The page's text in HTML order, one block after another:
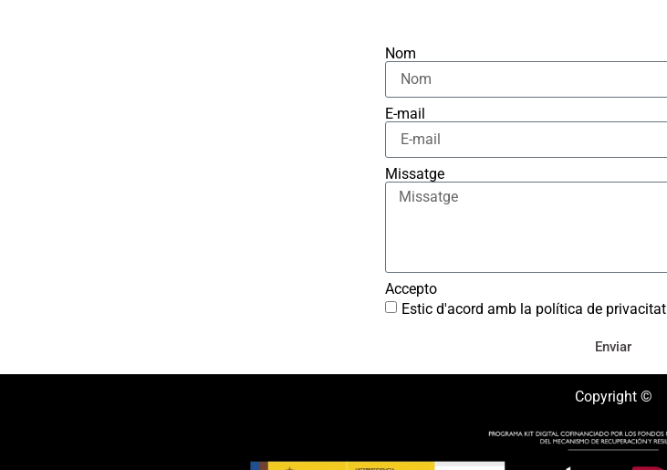
Nom
E-mail
Missatge
Accepto
Estic d'acord amb la política de privacitat
Enviar
Copyright ©